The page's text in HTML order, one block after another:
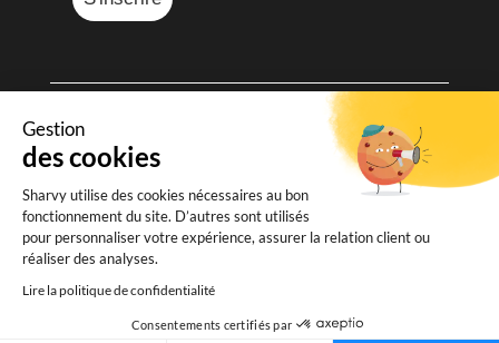
Gestion
des cookies
Sharvy utilise des cookies nécessaires au bon
fonctionnement du site. D’autres sont utilisés
pour personnaliser votre expérience, assurer la relation client ou
réaliser des analyses.
Lire la politique de confidentialité
Consentements certifiés par
Mentions légales-Données personnelles
-Conditions générales de vente